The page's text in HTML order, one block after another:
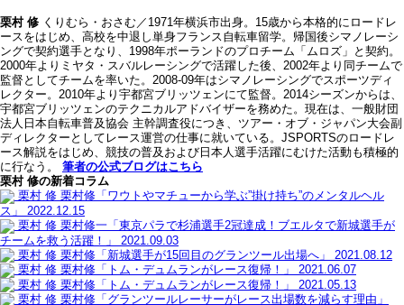
栗村 修 くりむら・おさむ／1971年横浜市出身。15歳から本格的にロードレ
ースをはじめ、高校を中退し単身フランス自転車留学。帰国後シマノレーシ
ングで契約選手となり、1998年ポーランドのプロチーム「ムロズ」と契約。
2000年よりミヤタ・スバルレーシングで活躍した後、2002年より同チームで
監督としてチームを率いた。2008-09年はシマノレーシングでスポーツディ
レクター。2010年より宇都宮ブリッツェンにて監督。2014シーズンからは、
宇都宮ブリッツェンのテクニカルアドバイザーを務めた。現在は、一般財団
法人日本自転車普及協会 主幹調査役につき、ツアー・オブ・ジャパン大会副
ディレクターとしてレース運営の仕事に就いている。JSPORTSのロードレ
ース解説をはじめ、競技の普及および日本人選手活躍にむけた活動も積極的
に行なう。 筆者の公式ブログはこちら
栗村 修の新着コラム
栗村 修 栗村修「ワウトやマチューから学ぶ”掛け持ち”のメンタルヘル
ス」
2022.12.15
栗村 修 栗村修一「東京パラで杉浦選手2冠達成！ブエルタで新城選手が
チームを救う活躍！」
2021.09.03
栗村 修 栗村修「新城選手が15回目のグランツール出場へ」
2021.08.12
栗村 修 栗村修「トム・デュムランがレース復帰！」
2021.06.07
栗村 修 栗村修「トム・デュムランがレース復帰！」
2021.05.13
栗村 修 栗村修「グランツールレーサーがレース出場数を減らす理由」